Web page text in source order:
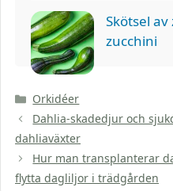
Skötsel
zucchini
Kategorier
Orkidéer
Dahlia-skadedjur och
dahliaväxter
Hur man transplanterar
flytta dagliljor i trädgården